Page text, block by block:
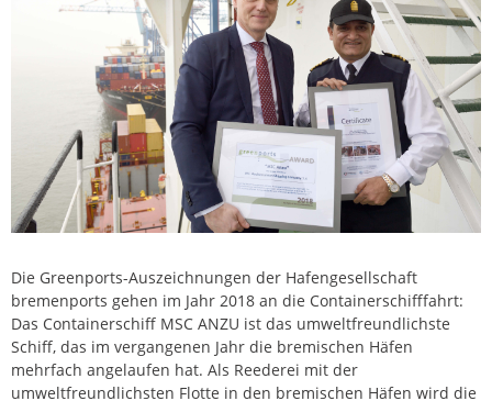
Die Greenports-Auszeichnungen der Hafengesellschaft
bremenports gehen im Jahr 2018 an die Containerschifffahrt:
Das Containerschiff MSC ANZU ist das umweltfreundlichste
Schiff, das im vergangenen Jahr die bremischen Häfen
mehrfach angelaufen hat. Als Reederei mit der
umweltfreundlichsten Flotte in den bremischen Häfen wird die